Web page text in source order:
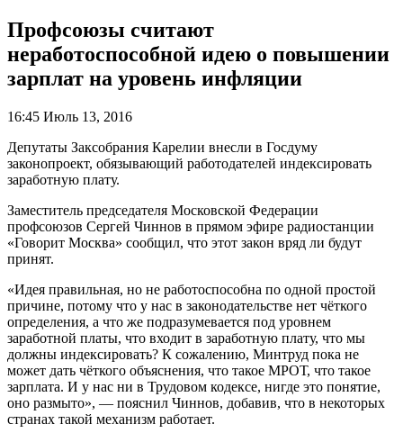
Профсоюзы считают
неработоспособной идею о повышении
зарплат на уровень инфляции
16:45 Июль 13, 2016
Депутаты Заксобрания Карелии внесли в Госдуму
законопроект, обязывающий работодателей индексировать
заработную плату.
Заместитель председателя Московской Федерации
профсоюзов Сергей Чиннов в прямом эфире радиостанции
«Говорит Москва» сообщил, что этот закон вряд ли будут
принят.
«Идея правильная, но не работоспособна по одной простой
причине, потому что у нас в законодательстве нет чёткого
определения, а что же подразумевается под уровнем
заработной платы, что входит в заработную плату, что мы
должны индексировать? К сожалению, Минтруд пока не
может дать чёткого объяснения, что такое МРОТ, что такое
зарплата. И у нас ни в Трудовом кодексе, нигде это понятие,
оно размыто», — пояснил Чиннов, добавив, что в некоторых
странах такой механизм работает.